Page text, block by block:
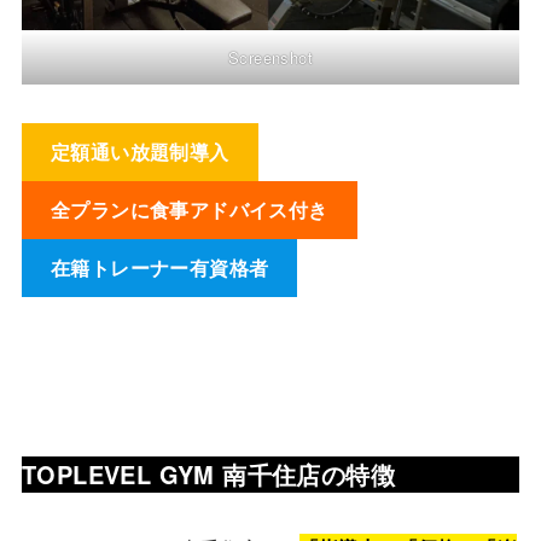
Screenshot
定額通い放題制導入
全プランに食事アドバイス付き
在籍トレーナー有資格者
TOPLEVEL GYM 南千住店の特徴